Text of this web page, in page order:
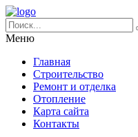
Меню
Главная
Строительство
Ремонт и отделка
Отопление
Карта сайта
Контакты